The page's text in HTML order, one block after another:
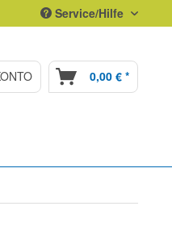
Service/Hilfe
0,00 € *